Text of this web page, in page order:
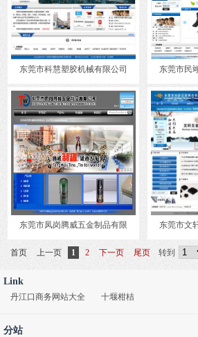
东莞市科慧塑胶机械有限公司 东莞市民
东莞市凤岗腾威五金制品有限 东莞市文
首页 上一页 1 2 下一页 尾页 转到
Link
丹江口商务网站大全 十堰柑桔
分站